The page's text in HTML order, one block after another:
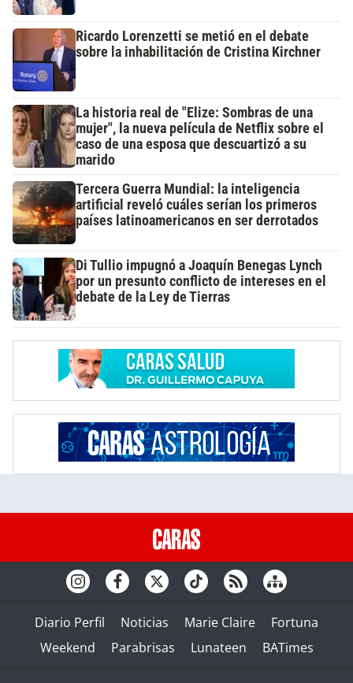
Ricardo Lorenzetti se metió en el debate
sobre la inhabilitación de Cristina Kirchner
La historia real de "Elize: Sombras de una
mujer", la nueva película de Netflix sobre el
caso de una esposa que descuartizó a su
marido
Tercera Guerra Mundial: la inteligencia
artificial reveló cuáles serían los primeros
países latinoamericanos en ser derrotados
Di Tullio impugnó a Joaquín Benegas Lynch
por un presunto conflicto de intereses en el
debate de la Ley de Tierras
Diario Perfil Noticias Marie Claire
Fortuna
Weekend
Parabrisas Lunateen BATimes